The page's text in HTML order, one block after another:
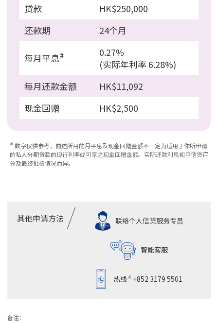
贷款
HK$250,000
还款期
24个月
每月平息#
0.27%
(实际年利率 6.28%)
每月还款金额
HK$11,092
现金回赠
HK$2,500
# 数字仅供参考，前述所用的月平息及现金回赠金额不一定为适用于你所申请
的私人分期贷款的现行利率或可享之现金回赠金额。实际还款利息视乎信贷评
分及最终批核情况而异。
其他申请方法 联络个人信贷服务专员
智能客服
热线4 +852 3179 5501
备注：